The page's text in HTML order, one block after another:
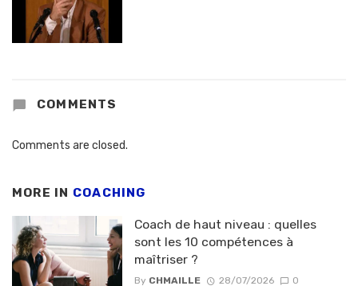
COMMENTS
Comments are closed.
MORE IN COACHING
Coach de haut niveau : quelles
sont les 10 compétences à
maîtriser ?
By CHMAILLE 28/07/2026 0